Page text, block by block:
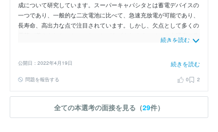
成について研究しています。スーパーキャパシタとは蓄電デバイスの
一つであり、一般的な二次電池に比べて、急速充放電が可能であり、
長寿命、高出力な点で注目されています。しかし、欠点として多くの
電荷が蓄えられないといったことがあげられます。そこで本研究の先
行研究では、平面基板上にギ酸マンガン粒子をアミンで錯体化したイ
量の高い、すなわち多くの電荷を蓄えられる、酸化マンガン薄膜の合
成に成功しました。しかし、実用化にはスペース縮小化の観点から平
います。そこで本研究では、これまで先行研究で用いた手法を応用
し、電極基板として高い表面積と3次元構造を有するNiフォームを用
いることで高い性能を有する三次元酸化マンガン電極の合成を行いま
続きを読む
公開日：2022年4月19日 続きを読む
問題を報告する 0 2
全ての本選考の面接を見る（29件）